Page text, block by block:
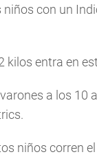
niños con un
kilos entra en
a los 10
niños corren